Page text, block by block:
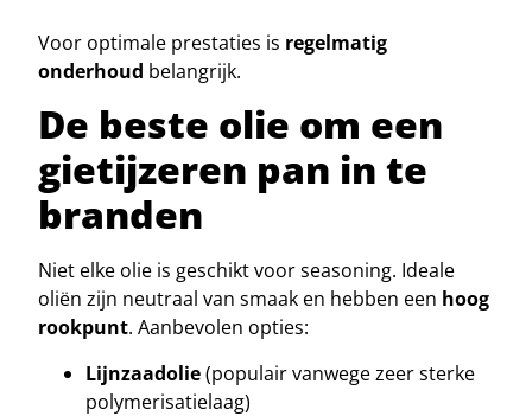
Voor optimale prestaties is regelmatig
onderhoud belangrijk.
De beste olie om een
gietijzeren pan in te
branden
Niet elke olie is geschikt voor seasoning. Ideale
oliën zijn neutraal van smaak en hebben een hoog
rookpunt. Aanbevolen opties:
Lijnzaadolie(populair vanwege zeer sterke
polymerisatielaag)